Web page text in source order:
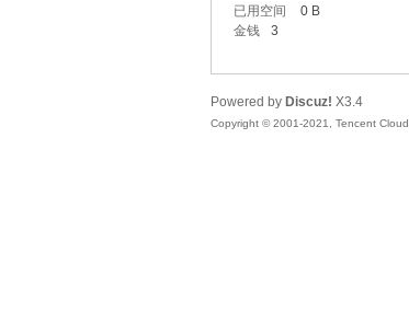
资
已用空间
0 B
金钱
3
Powered by Discuz! X3.4
Copyright © 2001-2021, Tencent Cloud.